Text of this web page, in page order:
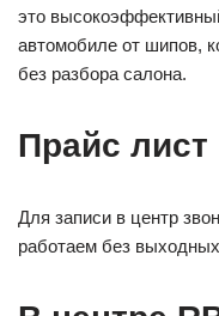
это
автомобиле от шипов,
без разбора салона.
Прайс лист
Для записи в центр
работаем без